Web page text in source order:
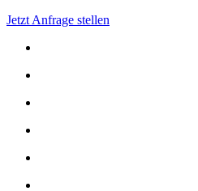
Jetzt Anfrage stellen